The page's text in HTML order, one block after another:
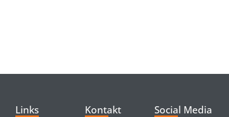
Links Kontakt Social Media